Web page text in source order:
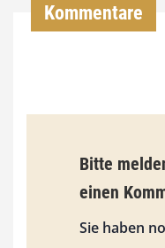
Kommentare
Bitte
einen
Sie haben